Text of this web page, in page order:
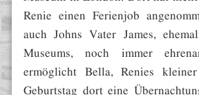
Renie einen Ferienjob
auch Johns Vater James,
Museums, noch immer
ermöglicht Bella, Renies kleiner
Geburtstag dort eine